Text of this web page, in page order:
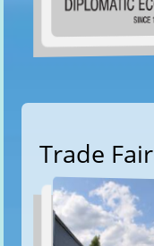
Trade